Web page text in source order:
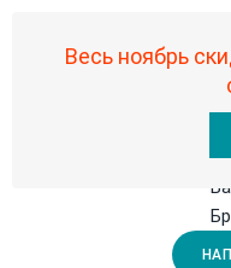
Весь ноябрь